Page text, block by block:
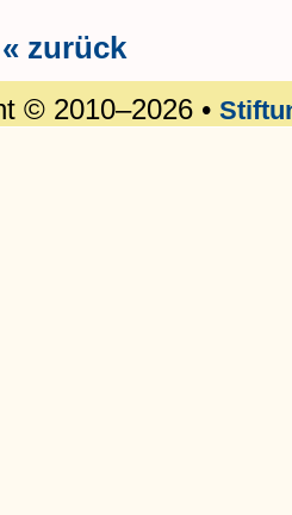
« zurück
© 2010–2026 •